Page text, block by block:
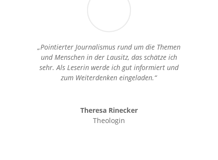
„Pointierter Journalismus rund um die Themen
und Menschen in der Lausitz, das schätze ich
sehr. Als Leserin werde ich gut informiert und
zum Weiterdenken eingeladen.“
Theresa Rinecker
Theologin